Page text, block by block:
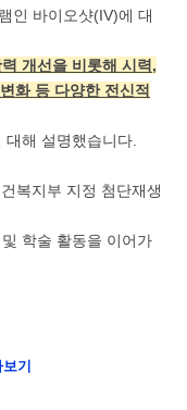
인 바이오샷(IV)에 대
력 개선을 비롯해 시력,
화 등 다양한 전신적
해 설명했습니다.
복지부 지정 첨단재생
학술 활동을 이어가
기